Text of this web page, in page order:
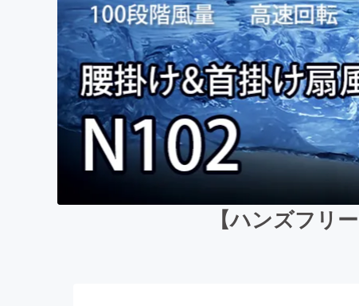
【ハンズフリ